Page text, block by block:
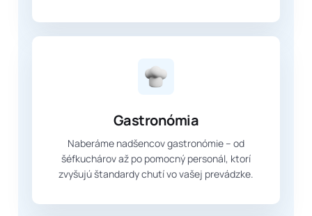
Gastronómia
Naberáme nadšencov gastronómie – od
šéfkuchárov až po pomocný personál, ktorí
zvyšujú štandardy chutí vo vašej prevádzke.